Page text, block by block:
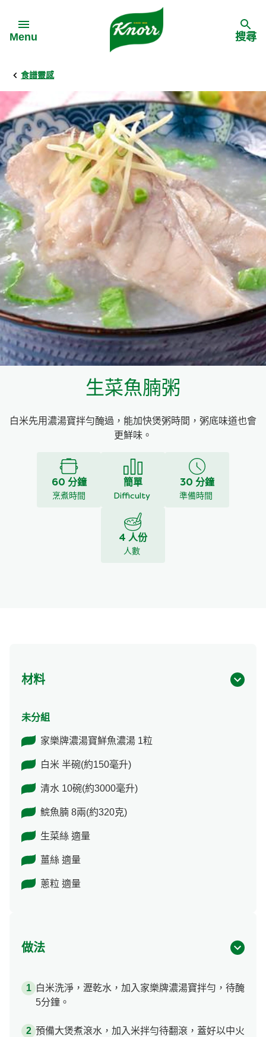
Menu
Back
食譜靈感
料理食材
料理方式
季節節慶
多國料理
料理種類
Back
家樂牌產品
家樂牌純鮮雞粉
家樂牌雞粉
家樂牌鮮菇粉
家樂牌濃湯寶
家樂牌雞汁
家樂牌快熟通心粉
家樂牌鮮露
家樂牌雞湯粒
家樂牌純鮮清雞湯
Back
主頁
背景
甚麼是愛環境食材
愛環境食材名單
愛環境食材食譜
愛環境食材篩選條件
搜尋
食譜靈感
生菜魚腩粥
白米先用濃湯寶拌勻醃過，能加快煲粥時間，粥底味道也會
更鮮味。
60 分鐘
烹煮時間
簡單
Difficulty
30 分鐘
準備時間
4 人份
人數
材料
未分組
家樂牌濃湯寶鮮魚濃湯 1粒
白米 半碗(約150毫升)
清水 10碗(約3000毫升)
鯇魚腩 8兩(約320克)
生菜絲 適量
薑絲 適量
蔥粒 適量
做法
白米洗淨，瀝乾水，加入家樂牌濃湯寶拌勻，待醃
5分鐘。
預備大煲煮滾水，加入米拌勻待翻滾，蓋好以中火